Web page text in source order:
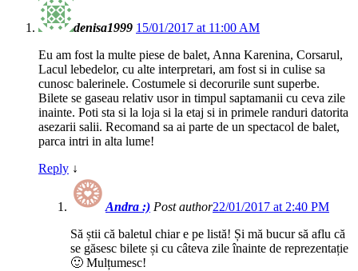
denisa1999 15/01/2017 at 11:00 AM
Eu am fost la multe piese de balet, Anna Karenina, Corsarul,
Lacul lebedelor, cu alte interpretari, am fost si in culise sa
cunosc balerinele. Costumele si decorurile sunt superbe.
Bilete se gaseau relativ usor in timpul saptamanii cu ceva zile
inainte. Poti sta si la loja si la etaj si in primele randuri datorita
asezarii salii. Recomand sa ai parte de un spectacol de balet,
parca intri in alta lume!
Reply ↓
Andra :) Post author22/01/2017 at 2:40 PM
Să știi că baletul chiar e pe listă! Și mă bucur să aflu că
se găsesc bilete și cu câteva zile înainte de reprezentație
🙂 Mulțumesc!